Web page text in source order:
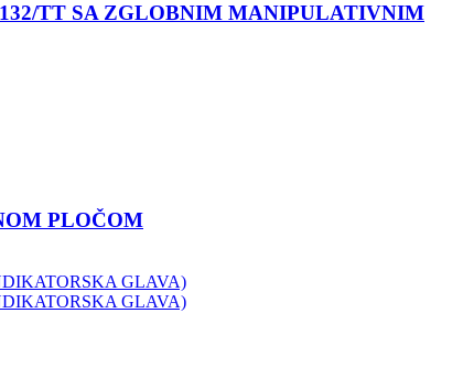
TT SA ZGLOBNIM MANIPULATIVNIM
PLOČOM